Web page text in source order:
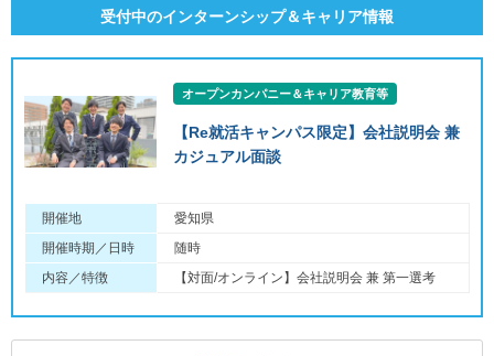
受付中のインターンシップ＆キャリア情報
オープンカンパニー＆キャリア教育等
【Re就活キャンパス限定】会社説明会 兼
カジュアル面談
開催地
愛知県
開催時期／日時
随時
内容／特徴
【対面/オンライン】会社説明会 兼 第一選考